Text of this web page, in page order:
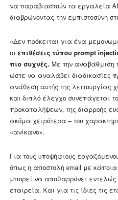
να παραβιαστούν τα εργαλεία
διαβρώνοντας την εμπιστοσύνη
«Δεν πρόκειται για ένα
οι επιθέσεις τύπου prompt
πιο συχνές. Με την αναβάθμιση
ώστε να αναλάβει διαδικασίες
ανάθεση αυτής της λειτουργίας
και διπλό έλεγχο συνεπάγεται
προκαταλήψεων, της διαρροής
ακόμα χειρότερα – του
«ανίκανο».
Για τους υποψήφιους
όπως η αποστολή email με
μπορεί να αποθαρρύνει εντελώς
εταιρεία. Και για τις ίδιες τις